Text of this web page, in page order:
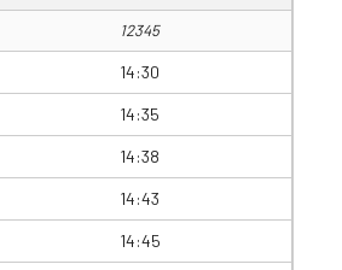
12345
14:30
14:35
14:38
14:43
14:45